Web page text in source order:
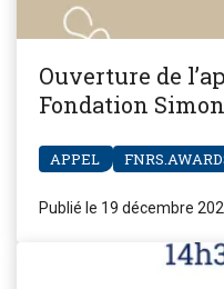
Ouverture de
Fondation
APPEL
Publié le 19 décembre